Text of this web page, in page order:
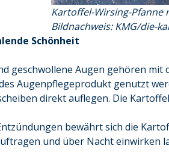
Kartoffel-Wirsing-Pfanne
Bildnachweis: KMG/die-
Schönheit
geschwollene Augen gehören
Augenpflegeprodukt genutzt
direkt auflegen. Die
bewährt sich die
und über Nacht einwirken